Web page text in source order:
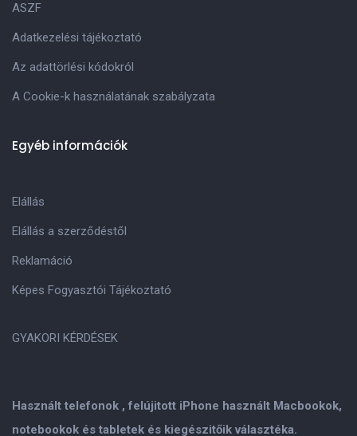
Használt telefonok , felújitott iPhone használt Macbookok,
notebookok és tabletek és kiegészitőik választéka.
ASZF
Adatkezelési tájékoztató
Az adattörlési kódokról
A Cookie-k használatának szabályzata
Egyéb információk
Elállás
Elállás a szerződéstől
Reklamáció
Képes Fogyasztói Tájékoztató
GYAKORI KÉRDÉSEK